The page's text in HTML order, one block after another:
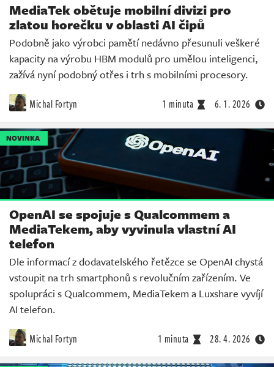
MediaTek obětuje mobilní divizi pro
zlatou horečku v oblasti AI čipů
Podobně jako výrobci pamětí nedávno přesunuli veškeré
kapacity na výrobu HBM modulů pro umělou inteligenci,
zažívá nyní podobný otřes i trh s mobilními procesory.
Michal Fortyn 1 minuta 6. 1. 2026
NOVINKA
OpenAI se spojuje s Qualcommem a
MediaTekem, aby vyvinula vlastní AI
telefon
Dle informací z dodavatelského řetězce se OpenAI chystá
vstoupit na trh smartphonů s revolučním zařízením. Ve
spolupráci s Qualcommem, MediaTekem a Luxshare vyvíjí
AI telefon.
Michal Fortyn 1 minuta 28. 4. 2026